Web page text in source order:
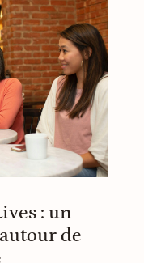
: un
de